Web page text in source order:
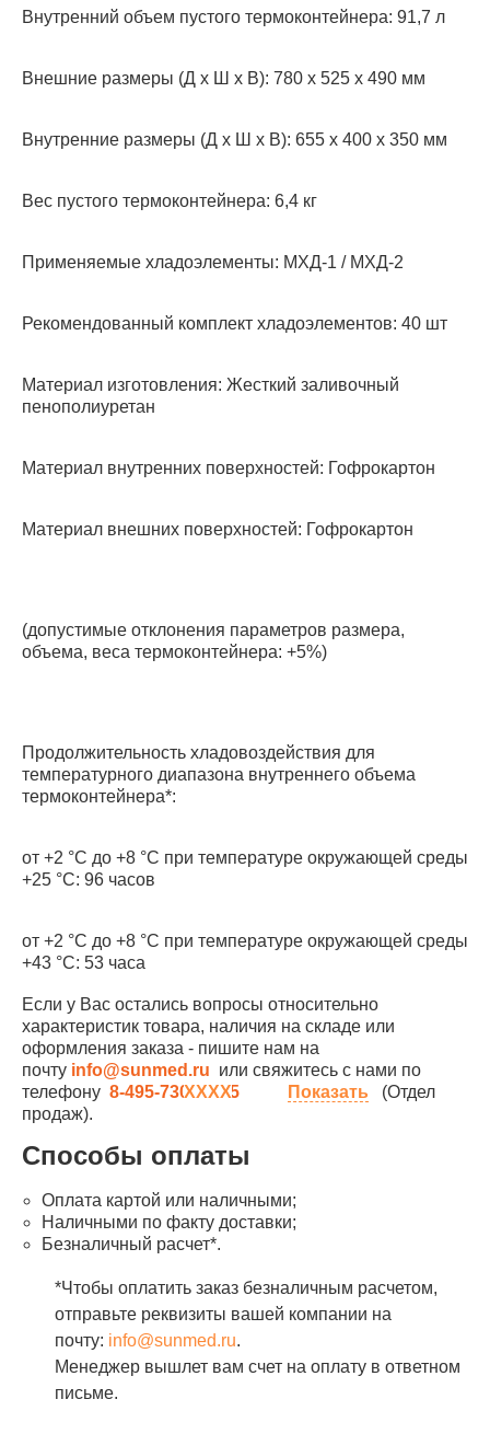
Внутренний объем пустого термоконтейнера: 91,7 л
Внешние размеры (Д х Ш х В): 780 x 525 x 490 мм
Внутренние размеры (Д х Ш х В): 655 х 400 х 350 мм
Вес пустого термоконтейнера: 6,4 кг
Применяемые хладоэлементы: МХД-1 / МХД-2
Рекомендованный комплект хладоэлементов: 40 шт
Материал изготовления: Жесткий заливочный
пенополиуретан
Материал внутренних поверхностей: Гофрокартон
Материал внешних поверхностей: Гофрокартон
(допустимые отклонения параметров размера,
объема, веса термоконтейнера: +5%)
Продолжительность хладовоздействия для
температурного диапазона внутреннего объема
термоконтейнера*:
от +2 °С до +8 °С при температуре окружающей среды
+25 °С: 96 часов
от +2 °С до +8 °С при температуре окружающей среды
+43 °С: 53 часа
Если у Вас остались вопросы относительно
характеристик товара, наличия на складе или
оформления заказа - пишите нам на
почту info@sunmed.ru или свяжитесь с нами по
телефону 8-495-730-90-25 Показать (Отдел
продаж).
Способы оплаты
Оплата картой или наличными;
Наличными по факту доставки;
Безналичный расчет*.
*Чтобы оплатить заказ безналичным расчетом,
отправьте реквизиты вашей компании на
почту: info@sunmed.ru.
Менеджер вышлет вам счет на оплату в ответном
письме.